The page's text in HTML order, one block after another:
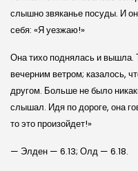
слышно звяканье посуды. И
себя: «Я уезжаю!»
Она тихо поднялась и вышла.
вечерним ветром; казалось,
другом. Больше не было
слышал. Идя по дороге, она
то это произойдет!»
— Элден — 6.13; Олд — 6.18.